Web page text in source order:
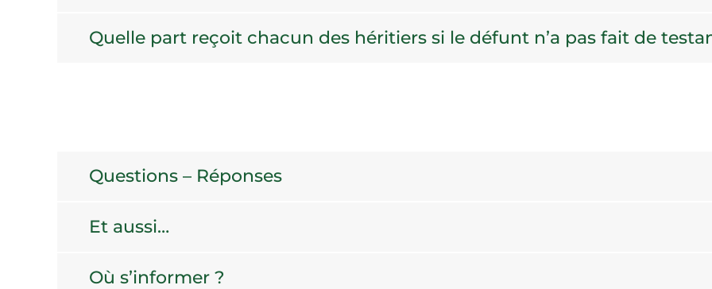
Quelle part reçoit chacun des héritiers si le défunt n’a pas fait de
Questions – Réponses
Et aussi…
Où s’informer ?